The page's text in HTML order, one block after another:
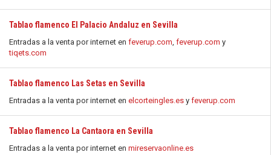
Tablao flamenco El Palacio Andaluz en Sevilla
Entradas a la venta por internet en feverup.com, feverup.com y
tiqets.com
Tablao flamenco Las Setas en Sevilla
Entradas a la venta por internet en elcorteingles.es y feverup.com
Tablao flamenco La Cantaora en Sevilla
Entradas a la venta por internet en mireservaonline.es